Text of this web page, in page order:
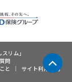
リム」
問
と
サイト利用規約